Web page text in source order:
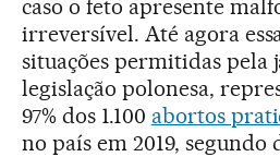
caso o feto apresente
irreversível. Até agora
situações permitidas pela
legislação polonesa,
97% dos 1.100 abortos
no país em 2019, segundo